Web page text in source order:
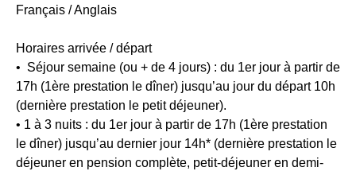
Français / Anglais
Horaires arrivée / départ
• Séjour semaine (ou + de 4 jours) : du 1er jour à partir de
17h (1ère prestation le dîner) jusqu’au jour du départ 10h
(dernière prestation le petit déjeuner).
• 1 à 3 nuits : du 1er jour à partir de 17h (1ère prestation
le dîner) jusqu’au dernier jour 14h* (dernière prestation le
déjeuner en pension complète, petit-déjeuner en demi-